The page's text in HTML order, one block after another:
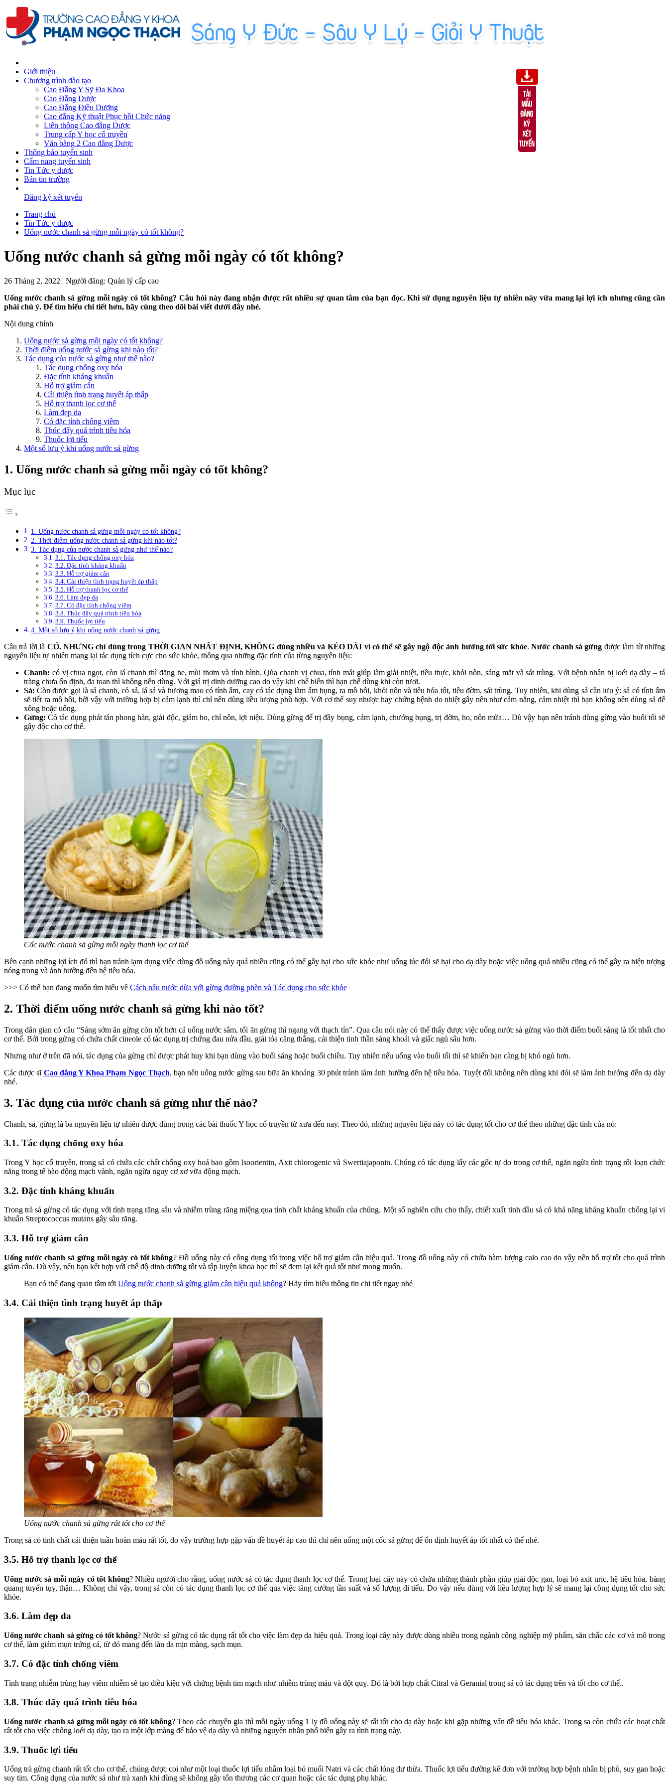
Giới thiệu
Chương trình đào tạo
Cao Đẳng Y Sỹ Đa Khoa
Cao Đẳng Dược
Cao Đẳng Điều Dưỡng
Cao đẳng Kỹ thuật Phục hồi Chức năng
Liên thông Cao đẳng Dược
Trung cấp Y học cổ truyền
Văn bằng 2 Cao đẳng Dược
Thông báo tuyển sinh
Cẩm nang tuyển sinh
Tin Tức y dược
Bản tin trường
Đăng ký xét tuyển
Trang chủ
Tin Tức y dược
Uống nước chanh sả gừng mỗi ngày có tốt không?
Uống nước chanh sả gừng mỗi ngày có tốt không?
26 Tháng 2, 2022 | Người đăng: Quản lý cấp cao
Uống nước chanh sả gừng mỗi ngày có tốt không? Câu hỏi này đang nhận được rất nhiều sự quan tâm của bạn đọc. Khi sử dụng nguyên liệu tự nhiên này vừa mang lại lợi ích nhưng cũng cần
phải chú ý. Để tìm hiểu chi tiết hơn, hãy cùng theo dõi bài viết dưới đây nhé.
Nội dung chính
Uống nước sả gừng mỗi ngày có tốt không?
Thời điểm uống nước sả gừng khi nào tốt?
Tác dụng của nước sả gừng như thế nào?
Tác dụng chống oxy hóa
Đặc tính kháng khuẩn
Hỗ trợ giảm cân
Cải thiện tình trạng huyết áp thấp
Hỗ trợ thanh lọc cơ thể
Làm đẹp da
Có đặc tính chống viêm
Thúc đẩy quá trình tiêu hóa
Thuốc lợi tiểu
Một số lưu ý khi uống nước sả gừng
1. Uống nước chanh sả gừng mỗi ngày có tốt không?
Mục lục
1. Uống nước chanh sả gừng mỗi ngày có tốt không?
2. Thời điểm uống nước chanh sả gừng khi nào tốt?
3. Tác dụng của nước chanh sả gừng như thế nào?
3.1. Tác dụng chống oxy hóa
3.2. Đặc tính kháng khuẩn
3.3. Hỗ trợ giảm cân
3.4. Cải thiện tình trạng huyết áp thấp
3.5. Hỗ trợ thanh lọc cơ thể
3.6. Làm đẹp da
3.7. Có đặc tính chống viêm
3.8. Thúc đẩy quá trình tiêu hóa
3.9. Thuốc lợi tiểu
4. Một số lưu ý khi uống nước chanh sả gừng
Câu trả lời là CÓ. NHƯNG chỉ dùng trong THỜI GIAN NHẤT ĐỊNH, KHÔNG dùng nhiều và KÉO DÀI vì có thể sẽ gây ngộ độc ảnh hưởng tới sức khỏe.Nước chanh sả gừng được làm từ những
nguyên liệu tự nhiên mang lại tác dụng tích cực cho sức khỏe, thông qua những đặc tính của từng nguyên liệu:
Chanh: có vị chua ngọt, còn lá chanh thì đắng he, mùi thơm và tính bình. Qủa chanh vị chua, tính mát giúp làm giải nhiệt, tiêu thực, khỏi nôn, sáng mắt và sát trùng. Với bệnh nhân bị loét dạ dày – tá
tràng chưa ổn định, đa toan thì không nên dùng. Với giá trị dinh dưỡng cao do vậy khi chế biến thì hạn chế dùng khi còn tươi.
Sả: Còn được gọi là sả chanh, cỏ sả, lá sả và hương mao có tính ấm, cay có tác dụng làm ấm bụng, ra mồ hôi, khỏi nôn và tiêu hóa tốt, tiêu đờm, sát trùng. Tuy nhiên, khi dùng sả cần lưu ý: sả có tính ấm
sẽ tiết ra mồ hôi, bởi vậy với trường hợp bị cảm lạnh thì chỉ nên dùng liều lượng phù hợp. Với cơ thể suy nhược hay chứng bệnh do nhiệt gây nên như cảm nắng, cảm nhiệt thì bạn không nên dùng sả để
xông hoặc uống.
Gừng: Có tác dụng phát tán phong hàn, giải độc, giảm ho, chỉ nôn, lợi niệu. Dùng gừng để trị đầy bụng, cảm lạnh, chướng bụng, trị đờm, ho, nôn mửa… Dù vậy bạn nên tránh dùng gừng vào buổi tối sẽ
gây độc cho cơ thể.
Cốc nước chanh sả gừng mỗi ngày thanh lọc cơ thể
Bên cạnh những lợi ích đó thì bạn tránh lạm dụng việc dùng đồ uống này quá nhiều cũng có thể gây hại cho sức khỏe như uống lúc đói sẽ hại cho dạ dày hoặc việc uống quá nhiều cũng có thể gây ra hiện tượng
nóng trong và ảnh hưởng đến hệ tiêu hóa.
>>> Có thể bạn đang muốn tìm hiểu về Cách nấu nước dừa với gừng đường phèn và Tác dụng cho sức khỏe
2. Thời điểm uống nước chanh sả gừng khi nào tốt?
Trong dân gian có câu “Sáng sớm ăn gừng còn tốt hơn cả uống nước sâm, tối ăn gừng thì ngang với thạch tín”. Qua câu nói này có thể thấy được việc uống nước sả gừng vào thời điểm buổi sáng là tốt nhất cho
cơ thể. Bởi trong gừng có chứa chất cineole có tác dụng trị chứng đau nửa đầu, giải tỏa căng thẳng, cải thiện tinh thần sảng khoái và giấc ngủ sâu hơn.
Nhưng như ở trên đã nói, tác dụng của gừng chỉ được phát huy khi bạn dùng vào buổi sáng hoặc buổi chiều. Tuy nhiên nếu uống vào buổi tối thì sẽ khiến bạn càng bị khó ngủ hơn.
Các dược sĩ Cao đẳng Y Khoa Phạm Ngọc Thạch, bạn nên uống nước gừng sau bữa ăn khoảng 30 phút tránh làm ảnh hưởng đến hệ tiêu hóa. Tuyệt đối không nên dùng khi đói sẽ làm ảnh hưởng đến dạ dày
nhé.
3. Tác dụng của nước chanh sả gừng như thế nào?
Chanh, sả, gừng là ba nguyên liệu tự nhiên được dùng trong các bài thuốc Y học cổ truyền từ xưa đến nay. Theo đó, những nguyên liệu này có tác dụng tốt cho cơ thể theo những đặc tính của nó:
3.1. Tác dụng chống oxy hóa
Trong Y học cổ truyền, trong sả có chứa các chất chống oxy hoá bao gồm Isoorientin, Axit chlorogenic và Swertiajaponin. Chúng có tác dụng lấy các gốc tự do trong cơ thể, ngăn ngừa tình trạng rối loạn chức
năng trong tế bào động mạch vành, ngăn ngừa nguy cơ xơ vữa động mạch.
3.2. Đặc tính kháng khuẩn
Trong trà sả gừng có tác dụng với tình trạng răng sâu và nhiễm trùng răng miệng qua tính chất kháng khuẩn của chúng. Một số nghiên cứu cho thấy, chiết xuất tinh dầu sả có khả năng kháng khuẩn chống lại vi
khuẩn Streptococcus mutans gây sâu răng.
3.3. Hỗ trợ giảm cân
Uống nước chanh sả gừng mỗi ngày có tốt không? Đồ uống này có công dụng tốt trong việc hỗ trợ giảm cân hiệu quả. Trong đồ uống này có chứa hàm lượng calo cao do vậy nên hỗ trợ tốt cho quá trình
giảm cân. Dù vậy, nếu bạn kết hợp với chế độ dinh dưỡng tốt và tập luyện khoa học thì sẽ đem lại kết quả tốt như mong muốn.
Bạn có thể đang quan tâm tới Uống nước chanh sả gừng giảm cân hiệu quả không? Hãy tìm hiểu thông tin chi tiết ngay nhé
3.4. Cải thiện tình trạng huyết áp thấp
Uống nước chanh sả gừng rất tốt cho cơ thể
Trong sả có tinh chất cải thiện tuần hoàn máu rất tốt, do vậy trường hợp gặp vấn đề huyết áp cao thì chỉ nên uống một cốc sả gừng để ổn định huyết áp tốt nhất có thể nhé.
3.5. Hỗ trợ thanh lọc cơ thể
Uống nước sả mỗi ngày có tốt không? Nhiều người cho rằng, uống nước sả có tác dụng thanh lọc cơ thể. Trong loại cây này có chứa những thành phần giúp giải độc gan, loại bỏ axit uric, hệ tiêu hóa, bàng
quang tuyến tụy, thận… Không chỉ vậy, trong sả còn có tác dụng thanh lọc cơ thể qua việc tăng cường tần suất và số lượng đi tiểu. Do vậy nếu dùng với liều lượng hợp lý sẽ mang lại công dụng tốt cho sức
khỏe.
3.6. Làm đẹp da
Uống nước chanh sả gừng có tốt không? Nước sả gừng có tác dụng rất tốt cho việc làm đẹp da hiệu quả. Trong loại cây này được dùng nhiều trong ngành công nghiệp mỹ phẩm, săn chắc các cơ và mô trong
cơ thể, làm giảm mụn trứng cá, từ đó mang đến làn da mịn màng, sạch mụn.
3.7. Có đặc tính chống viêm
Tình trạng nhiễm trùng hay viêm nhiễm sẽ tạo điều kiện với chứng bệnh tim mạch như nhiễm trùng máu và đột quỵ. Đó là bởi hợp chất Citral và Geranial trong sả có tác dụng trên và tốt cho cơ thể..
3.8. Thúc đẩy quá trình tiêu hóa
Uống nước chanh sả gừng mỗi ngày có tốt không? Theo các chuyên gia thì mỗi ngày uống 1 ly đồ uống này sẽ rất tốt cho dạ dày hoặc khi gặp những vấn đề tiêu hóa khác. Trong sa còn chứa các hoạt chất
rất tốt cho việc chống loét dạ dày, tạo ra một lớp màng để bảo vệ dạ dày và những nguyên nhân phổ biến gây ra tình trạng này.
3.9. Thuốc lợi tiểu
Uống trà gừng chanh rất tốt cho cơ thể, chúng được coi như một loại thuốc lợi tiểu nhằm loại bỏ muối Natri và các chất lỏng dư thừa. Thuốc lợi tiểu đường kê đơn với trường hợp bệnh nhân bị phù, suy gan hoặc
suy tim. Công dụng của nước sả như trà xanh khi dùng sẽ không gây tổn thương các cơ quan hoặc các tác dụng phụ khác.